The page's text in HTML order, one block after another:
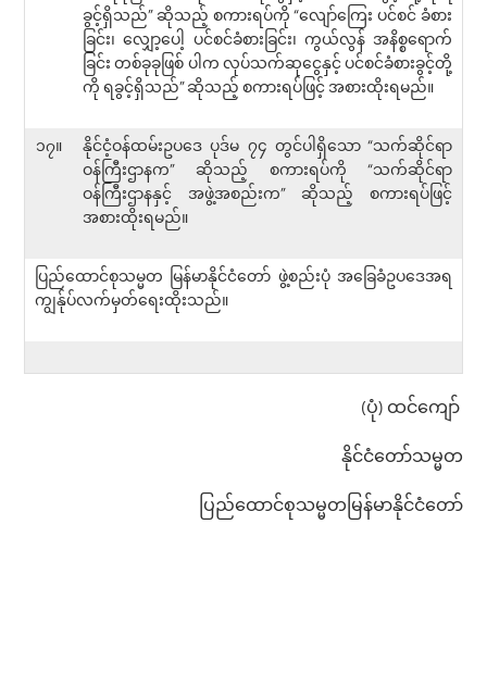
ခွင့်ရှိသည်” ဆိုသည့် စကားရပ်ကို “လျော်ကြေး ပင်စင် ခံစား
ခြင်း၊ လျှော့ပေါ့ ပင်စင်ခံစားခြင်း၊ ကွယ်လွန် အနိစ္စရောက်
ခြင်း တစ်ခုခုဖြစ် ပါက လုပ်သက်ဆုငွေနှင့် ပင်စင်ခံစားခွင့်တို့
ကို ရခွင့်ရှိသည်” ဆိုသည့် စကားရပ်ဖြင့် အစားထိုးရမည်။
၁၇။
နိုင်ငံ့ဝန်ထမ်းဥပဒေ ပုဒ်မ ၇၄ တွင်ပါရှိသော “သက်ဆိုင်ရာ
ဝန်ကြီးဌာနက” ဆိုသည့် စကားရပ်ကို “သက်ဆိုင်ရာ
ဝန်ကြီးဌာနနှင့် အဖွဲ့အစည်းက” ဆိုသည့် စကားရပ်ဖြင့်
အစားထိုးရမည်။
ပြည်ထောင်စုသမ္မတ မြန်မာနိုင်ငံတော် ဖွဲ့စည်းပုံ အခြေခံဥပဒေအရ
ကျွန်ုပ်လက်မှတ်ရေးထိုးသည်။
(ပုံ) ထင်ကျော်
နိုင်ငံတော်သမ္မတ
ပြည်ထောင်စုသမ္မတမြန်မာနိုင်ငံတော်